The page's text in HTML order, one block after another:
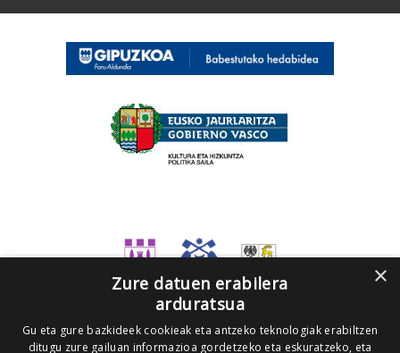
×
Zure datuen erabilera
arduratsua
Gu eta gure bazkideek cookieak eta antzeko teknologiak erabiltzen
ditugu zure gailuan informazioa gordetzeko eta eskuratzeko, eta